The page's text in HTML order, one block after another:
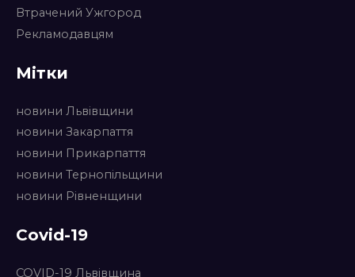
Втрачений Ужгород
Рекламодавцям
Мітки
новини Львівщини
новини Закарпаття
новини Прикарпаття
новини Тернопільщини
новини Рівненщини
Covid-19
COVID-19 Львівщина